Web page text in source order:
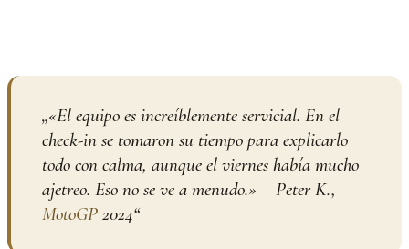
„«El equipo es increíblemente servicial. En el
check-in se tomaron su tiempo para explicarlo
todo con calma, aunque el viernes había mucho
ajetreo. Eso no se ve a menudo.» – Peter K.,
MotoGP 2024“